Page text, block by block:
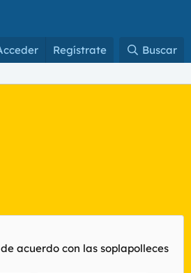
Regístrate Buscar
acuerdo con las soplapolleces